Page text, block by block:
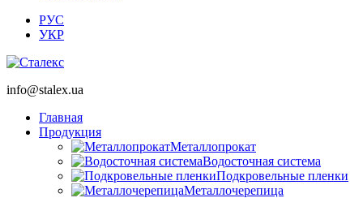
РУС
УКР
info@stalex.ua
Главная
Продукция
Металлопрокат
Водосточная система
Подкровельные пленки
Металлочерепица